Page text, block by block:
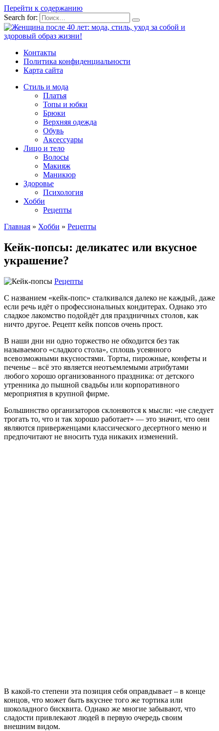
Перейти к содержанию
Search for:
Контакты
Политика конфиденциальности
Карта сайта
Стиль и мода
Платья
Топы и юбки
Брюки
Верхняя одежда
Обувь
Аксессуары
Лицо и тело
Волосы
Макияж
Маникюр
Здоровье
Психология
Хобби
Рецепты
Главная » Хобби » Рецепты
Кейк-попсы: деликатес или вкусное
украшение?
Рецепты
С названием «кейк-попс» сталкивался далеко не каждый, даже
если речь идёт о профессиональных кондитерах. Однако это
сладкое лакомство подойдёт для праздничных столов, как
ничто другое. Рецепт кейк попсов очень прост.
В наши дни ни одно торжество не обходится без так
называемого «сладкого стола», сплошь усеянного
всевозможными вкусностями. Торты, пирожные, конфеты и
печенье – всё это является неотъемлемыми атрибутами
любого хорошо организованного праздника: от детского
утренника до пышной свадьбы или корпоративного
мероприятия в крупной фирме.
Большинство организаторов склоняются к мысли: «не следует
трогать то, что и так хорошо работает» — это значит, что они
являются приверженцами классического десертного меню и
предпочитают не вносить туда никаких изменений.
В какой-то степени эта позиция себя оправдывает – в конце
концов, что может быть вкуснее того же тортика или
шоколадного бисквита. Однако же многие забывают, что
сладости привлекают людей в первую очередь своим
внешним видом.